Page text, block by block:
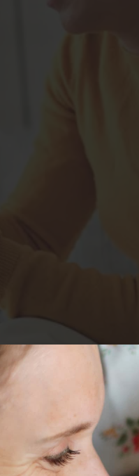
transmission des sons
» , en général
chirurgical : il consiste
unappareillage